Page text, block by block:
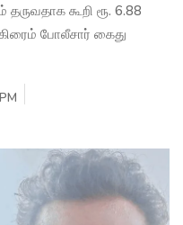
கூறி ரூ. 6.88
போலீசார் கைது